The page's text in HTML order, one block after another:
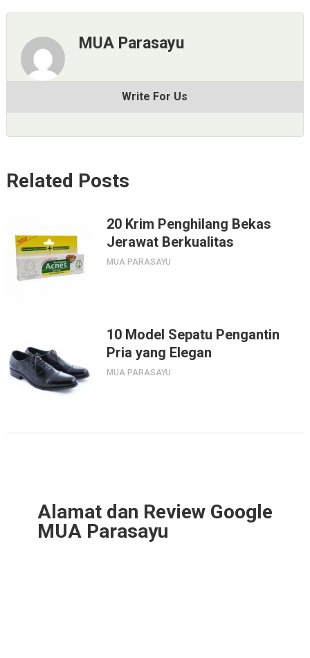
MUA Parasayu
Write For Us
Related Posts
20 Krim Penghilang Bekas
Jerawat Berkualitas
MUA PARASAYU
10 Model Sepatu Pengantin
Pria yang Elegan
MUA PARASAYU
Alamat dan Review Google
MUA Parasayu